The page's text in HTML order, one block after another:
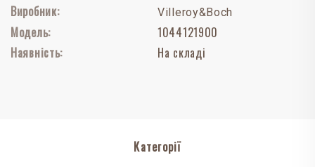
Виробник:
Villeroy&Boch
Модель:
1044121900
Наявність:
На складі
Категорії